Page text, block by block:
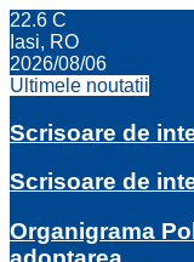
22.6 C
Iasi, RO
2026/08/06
Ultimele noutatii
Scrisoare de
Scrisoare de
Organigrama